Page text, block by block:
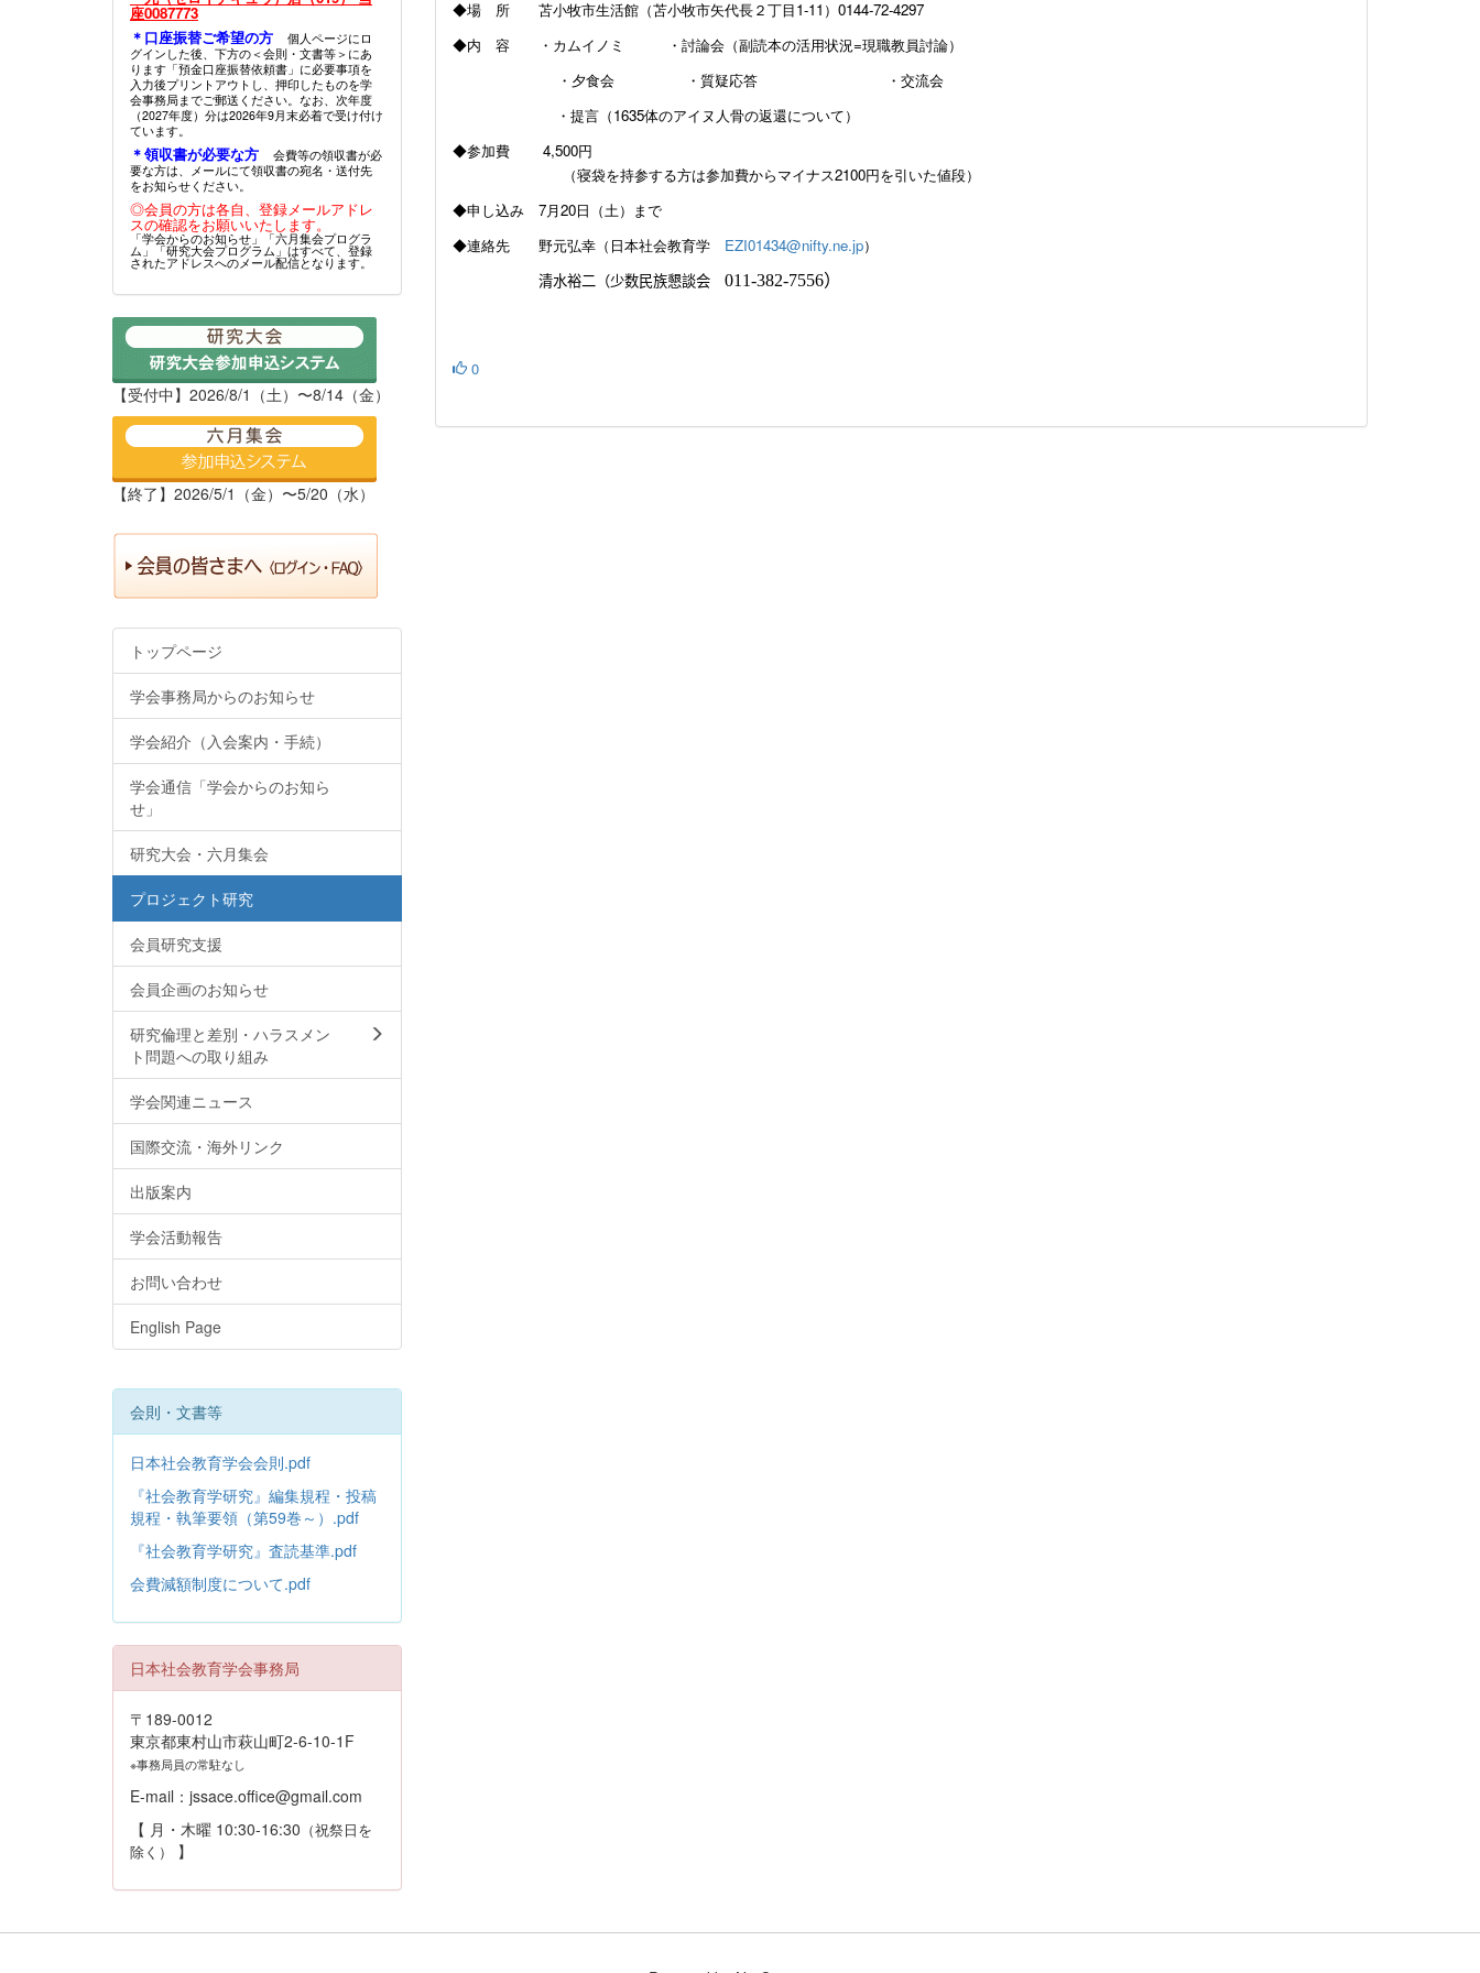
◆場 所 苫小牧市生活館（苫小牧市矢代長２丁目1-11 ） 0144-72-4297
◆内 容 ・カムイノミ ・討論会（副読本の活用状況=現職教員討論）
・夕食会 ・質疑応答 ・交流会
・提言（1635体のアイヌ人骨の返還について）
◆参加費 4,500円
（寝袋を持参する方は参加費からマイナス2100円を引いた値段）
◆申し込み 7月20日（土）まで
◆連絡先 野元弘幸（日本社会教育学 EZI01434@nifty.ne.jp）
清水裕二（少数民族懇談会 011-382-7556）
0
座0087773
＊口座振替ご希望の方
個人ページにロ
グインした後、下方の＜会則・文書等＞にあ
ります「預金口座振替依頼書」に必要事項を
入力後プリントアウトし、押印したものを学
会事務局までご郵送ください。なお、次年度
（2027年度）分は2026年9月末必着で受け付け
ています。
＊領収書が必要な方
会費等の領収書が必
要な方は、メールにて領収書の宛名・送付先
をお知らせください。
◎会員の方は各自、登録メールアドレ
スの確認をお願いいたします。
「学会からのお知らせ」「六月集会プログラ
ム」「研究大会プログラム」はすべて、登録
されたアドレスへのメール配信となります。
【受付中】2026/8/1（土）〜8/14（金）
【終了】2026/5/1（金）〜5/20（水）
トップページ
学会事務局からのお知らせ
学会紹介（入会案内・手続）
学会通信「学会からのお知ら
せ」
研究大会・六月集会
プロジェクト研究
会員研究支援
会員企画のお知らせ
研究倫理と差別・ハラスメン
ト問題への取り組み
学会関連ニュース
国際交流・海外リンク
出版案内
学会活動報告
お問い合わせ
English Page
会則・文書等
日本社会教育学会会則.pdf
『社会教育学研究』編集規程・投稿
規程・執筆要領（第59巻～）.pdf
『社会教育学研究』査読基準.pdf
会費減額制度について.pdf
日本社会教育学会事務局
〒189-0012
東京都東村山市萩山町2-6-10-1F
※事務局員の常駐なし
E-mail：jssace.office@gmail.com
【 月・木曜 10:30-16:30 （祝祭日を
除く）
】